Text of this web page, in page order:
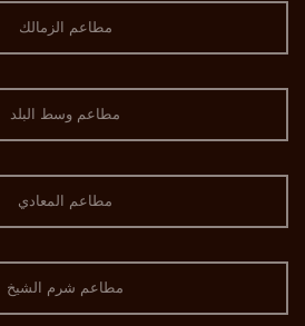
مطاعم الزمالك
مطاعم وسط البلد
مطاعم المعادي
مطاعم شرم الشيخ